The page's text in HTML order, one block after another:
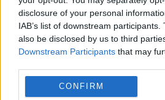
disclosure of your personal
IAB’s list of downstream
also be disclosed by us to third
Downstream Participants that may
CONFIRM
Directorul INSCOP
sondajul indică o
diferită între
premier
Directorul INSCOP